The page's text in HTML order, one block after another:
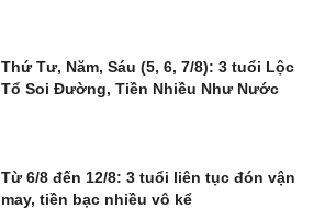
Thứ Tư, Năm, Sáu (5, 6, 7/8): 3 tuổi Lộc
Tổ Soi Đường, Tiền Nhiều Như Nước
Từ 6/8 đến 12/8: 3 tuổi liên tục đón vận
may, tiền bạc nhiều vô kể